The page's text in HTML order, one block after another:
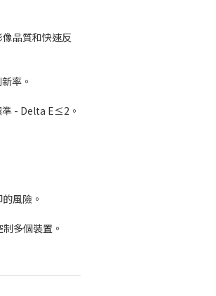
率。
準 - Delta E≤2。
的風險。
制多個裝置。